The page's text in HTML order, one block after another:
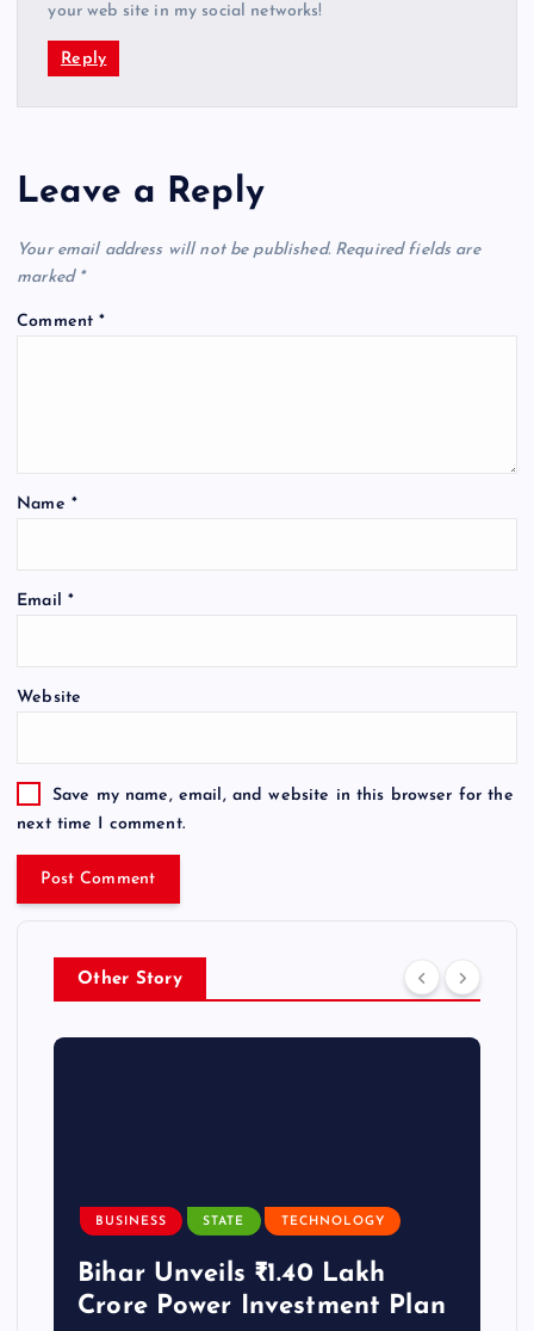
your web site in my social networks!
Reply
Leave a Reply
Your email address will not be published. Required fields are
marked *
Comment*
Name *
Email *
Website
Save my name, email, and website in this browser for the
next time I comment.
Other Story
BUSINESS STATE TECHNOLOGY
Bihar Unveils ₹1.40 Lakh
Crore Power Investment Plan